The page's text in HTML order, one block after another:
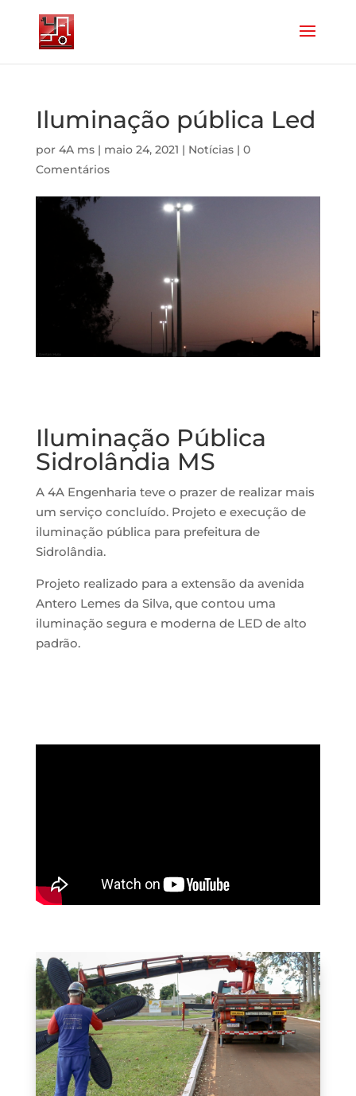
Iluminação pública Led
por 4A ms| maio 24, 2021 | Notícias| 0
Comentários
Iluminação Pública
Sidrolândia MS
A 4A Engenharia teve o prazer de realizar mais
um serviço concluído. Projeto e execução de
iluminação pública para prefeitura de
Sidrolândia.
Projeto realizado para a extensão da avenida
Antero Lemes da Silva, que contou uma
iluminação segura e moderna de LED de alto
padrão.